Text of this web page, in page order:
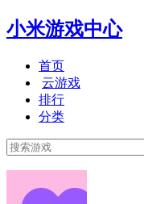
小米游戏中心
首页
云游戏
排行
分类